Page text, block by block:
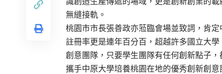
無縫接軌。
桃園市市長張善政亦蒞臨會場並致詞，肯
註冊率更是連年百分百，超越許多國立大
創意團隊，只要學生團隊有任何創新點子
攜手中原大學培養桃園在地的優秀創新創意